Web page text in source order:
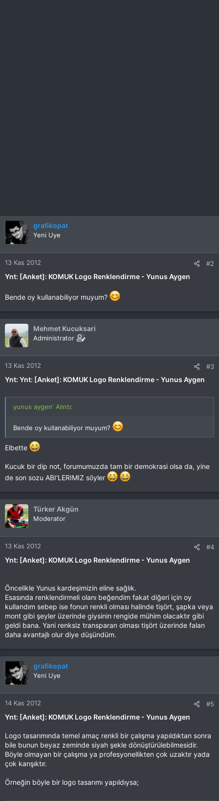
grafikopat
Yeni Uye
13 Kas 2012 #2
Ynt: [Anket]: KOMUK Logo Renklendirme - Yunus Aygen
Bende oy kullanabiliyor muyum?
Mehmet Kucuksari
Administrator
13 Kas 2012 #3
Ynt: Ynt: [Anket]: KOMUK Logo Renklendirme - Yunus Aygen
yunus aygen' Alıntı:
Bende oy kullanabiliyor muyum?
Elbette
Kucuk bir dip not, forumumuzda tam bir demokrasi olsa da, yine
de son sozu ABI'LERIMIZ söyler
Türker Akgün
Moderator
13 Kas 2012 #4
Ynt: [Anket]: KOMUK Logo Renklendirme - Yunus Aygen
Öncelikle Yunus kardeşimizin eline sağlık.
Esasında renklendirmeli olanı beğendim fakat diğeri için oy
kullandım sebep ise fonun renkli olması halinde tişört, şapka veya
mont gibi şeyler üzerinde giysinin rengide mühim olacaktır gibi
geldi bana. Yani renksiz transparan olması tişört üzerinde falan
daha avantajlı olur diye düşündüm.
grafikopat
Yeni Uye
14 Kas 2012 #5
Ynt: [Anket]: KOMUK Logo Renklendirme - Yunus Aygen
Logo tasarımında temel amaç renkli bir çalışma yapıldıktan sonra
bile bunun beyaz zeminde siyah şekle dönüştürülebilmesidir.
Böyle olmayan bir çalışma ya profesyonellikten çok uzaktır yada
çok karışıktır.
Örneğin böyle bir logo tasarımı yapıldıysa;